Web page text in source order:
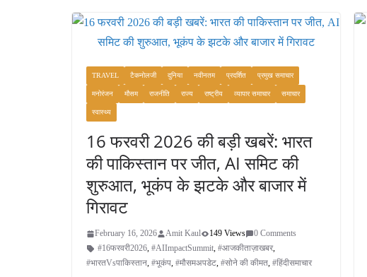
TRAVEL टैकनोलजी दुनिया नवीनतम प्रदर्शित प्रमुख समाचार
मनोरंजन मौसम राजनीति राज्य राष्ट्रीय व्यापार समाचार समाचार
स्वास्थ्य
16 फरवरी 2026 की बड़ी खबरें: भारत
की पाकिस्तान पर जीत, AI समिट की
शुरुआत, भूकंप के झटके और बाजार में
गिरावट
February 16, 2026 Amit Kaul 149 Views
0 Comments
#16फरवरी2026, #AIImpactSummit, #आजकीताज़ाखबर,
#भारतVsपाकिस्तान, #भूकंप, #मौसमअपडेट, #सोने की कीमत, #हिंदीसमाचार